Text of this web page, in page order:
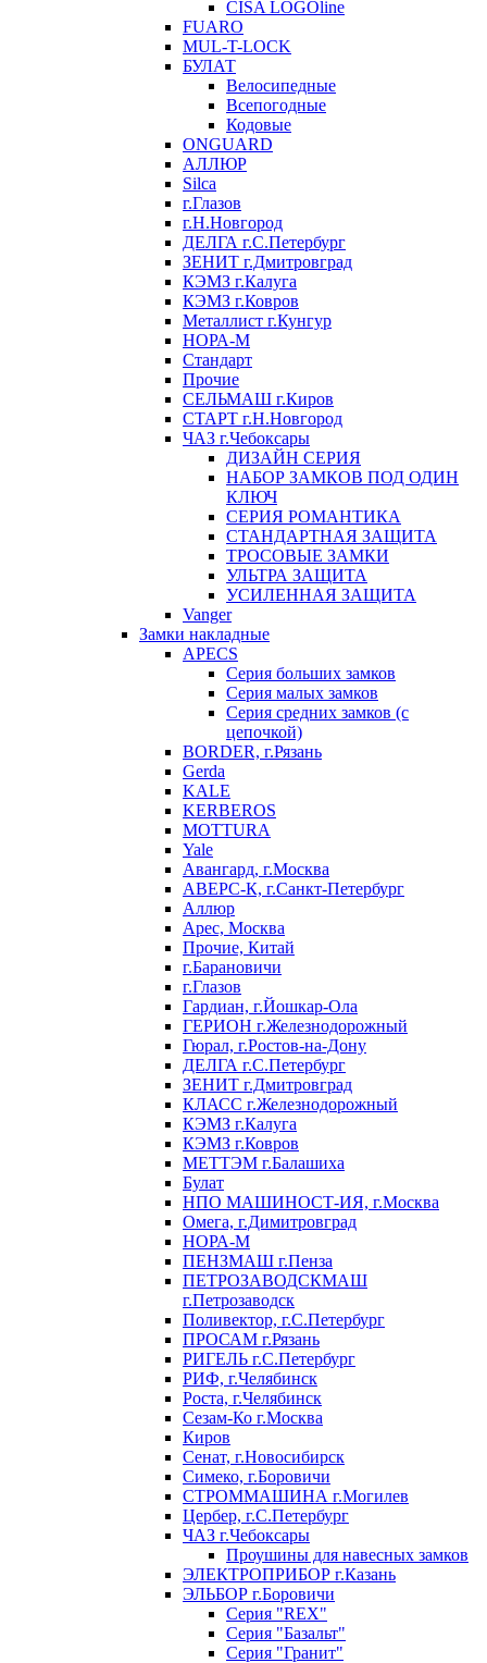
CISA LOGOline
FUARO
MUL-T-LOCK
БУЛАТ
Велосипедные
Всепогодные
Кодовые
ONGUARD
АЛЛЮР
Silca
г.Глазов
г.Н.Новгород
ДЕЛГА г.С.Петербург
ЗЕНИТ г.Дмитровград
КЭМЗ г.Калуга
КЭМЗ г.Ковров
Металлист г.Кунгур
НОРА-М
Стандарт
Прочие
СЕЛЬМАШ г.Киров
СТАРТ г.Н.Новгород
ЧАЗ г.Чебоксары
ДИЗАЙН СЕРИЯ
НАБОР ЗАМКОВ ПОД ОДИН
КЛЮЧ
СЕРИЯ РОМАНТИКА
СТАНДАРТНАЯ ЗАЩИТА
ТРОСОВЫЕ ЗАМКИ
УЛЬТРА ЗАЩИТА
УСИЛЕННАЯ ЗАЩИТА
Vanger
Замки накладные
APECS
Серия больших замков
Серия малых замков
Серия средних замков (с
цепочкой)
BORDER, г.Рязань
Gerda
KALE
KERBEROS
MOTTURA
Yale
Авангард, г.Москва
АВЕРС-К, г.Санкт-Петербург
Аллюр
Арес, Москва
Прочие, Китай
г.Барановичи
г.Глазов
Гардиан, г.Йошкар-Ола
ГЕРИОН г.Железнодорожный
Гюрал, г.Ростов-на-Дону
ДЕЛГА г.С.Петербург
ЗЕНИТ г.Дмитровград
КЛАСС г.Железнодорожный
КЭМЗ г.Калуга
КЭМЗ г.Ковров
МЕТТЭМ г.Балашиха
Булат
НПО МАШИНОСТ-ИЯ, г.Москва
Омега, г.Димитровград
НОРА-М
ПЕНЗМАШ г.Пенза
ПЕТРОЗАВОДСКМАШ
г.Петрозаводск
Поливектор, г.С.Петербург
ПРОСАМ г.Рязань
РИГЕЛЬ г.С.Петербург
РИФ, г.Челябинск
Роста, г.Челябинск
Сезам-Ко г.Москва
Киров
Сенат, г.Новосибирск
Симеко, г.Боровичи
СТРОММАШИНА г.Могилев
Цербер, г.С.Петербург
ЧАЗ г.Чебоксары
Проушины для навесных замков
ЭЛЕКТРОПРИБОР г.Казань
ЭЛЬБОР г.Боровичи
Серия "REX"
Серия "Базальт"
Серия "Гранит"